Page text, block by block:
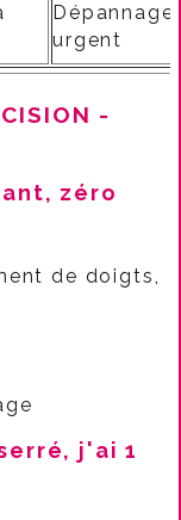
Dépannage
urgent
-
zéro
de doigts,
j'ai 1